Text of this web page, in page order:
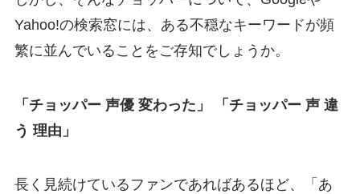
Yahoo!の検索窓には、ある不穏なキーワードが頻
繁に並んでいることをご存知でしょうか。
「チョッパー 声優 変わった」
「チョッパー 声 違
う 理由」
長く見続けているファンであればあるほど、「あ